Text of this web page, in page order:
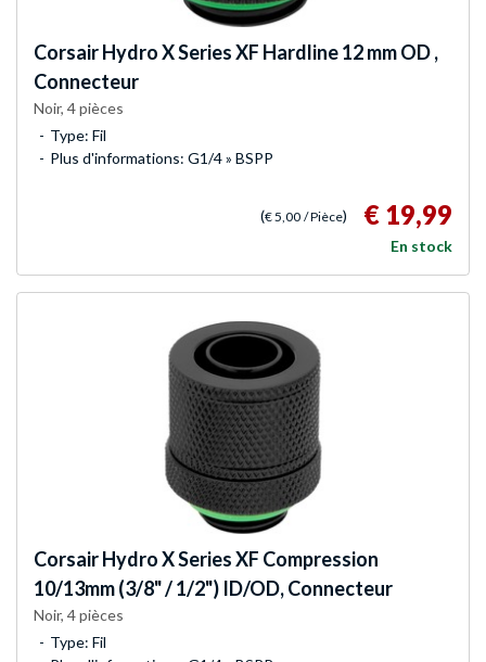
CorsairHydro X Series XF Hardline 12 mm OD ,
Connecteur
Noir, 4 pièces
Type: Fil
Plus d'informations: G1/4 » BSPP
(€ 5,00 / Pièce) € 19,99
En stock
CorsairHydro X Series XF Compression
10/13mm (3/8" / 1/2") ID/OD, Connecteur
Noir, 4 pièces
Type: Fil